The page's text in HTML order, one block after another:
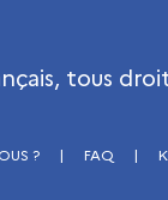
tous
? | FAQ |